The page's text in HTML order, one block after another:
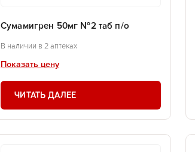
Сумамигрен 50мг №2 таб п/о
В наличии в 2 аптеках
Показать цену
ЧИТАТЬ ДАЛЕЕ